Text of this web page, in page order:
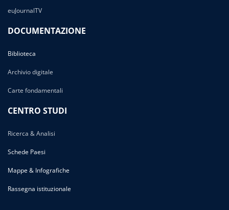
euJournalTV
DOCUMENTAZIONE
Biblioteca
Archivio digitale
Carte fondamentali
CENTRO STUDI
Ricerca & Analisi
Schede Paesi
Mappe & Infografiche
Rassegna istituzionale